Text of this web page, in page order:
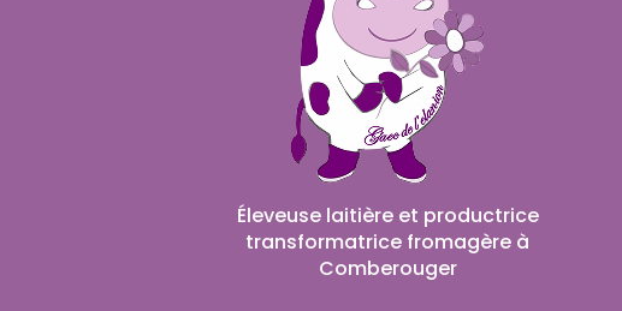
Éleveuse laitière et productrice
transformatrice fromagère à
Comberouger